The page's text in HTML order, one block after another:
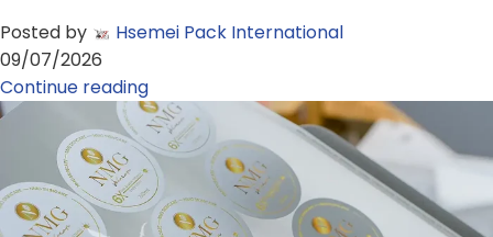
Posted by
Hsemei Pack International
09/07/2026
Continue reading